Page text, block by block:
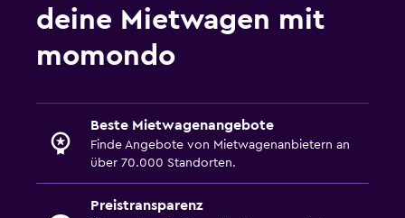
deine Mietwagen mit
momondo
Beste Mietwagenangebote
Finde Angebote von Mietwagenanbietern an
über 70.000 Standorten.
Preistransparenz